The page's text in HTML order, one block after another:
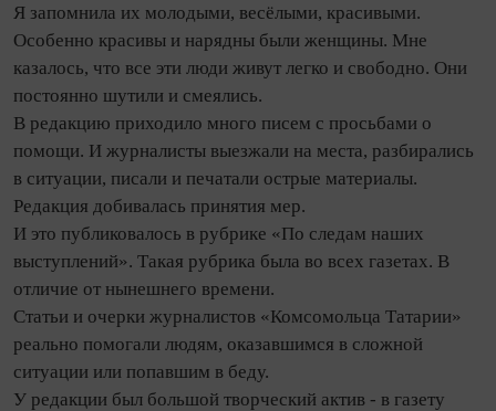
Я запомнила их молодыми, весёлыми, красивыми.
Особенно красивы и нарядны были женщины. Мне
казалось, что все эти люди живут легко и свободно. Они
постоянно шутили и смеялись.
В редакцию приходило много писем с просьбами о
помощи. И журналисты выезжали на места, разбирались
в ситуации, писали и печатали острые материалы.
Редакция добивалась принятия мер.
И это публиковалось в рубрике «По следам наших
выступлений». Такая рубрика была во всех газетах. В
отличие от нынешнего времени.
Статьи и очерки журналистов «Комсомольца Татарии»
реально помогали людям, оказавшимся в сложной
ситуации или попавшим в беду.
У редакции был большой творческий актив - в газету